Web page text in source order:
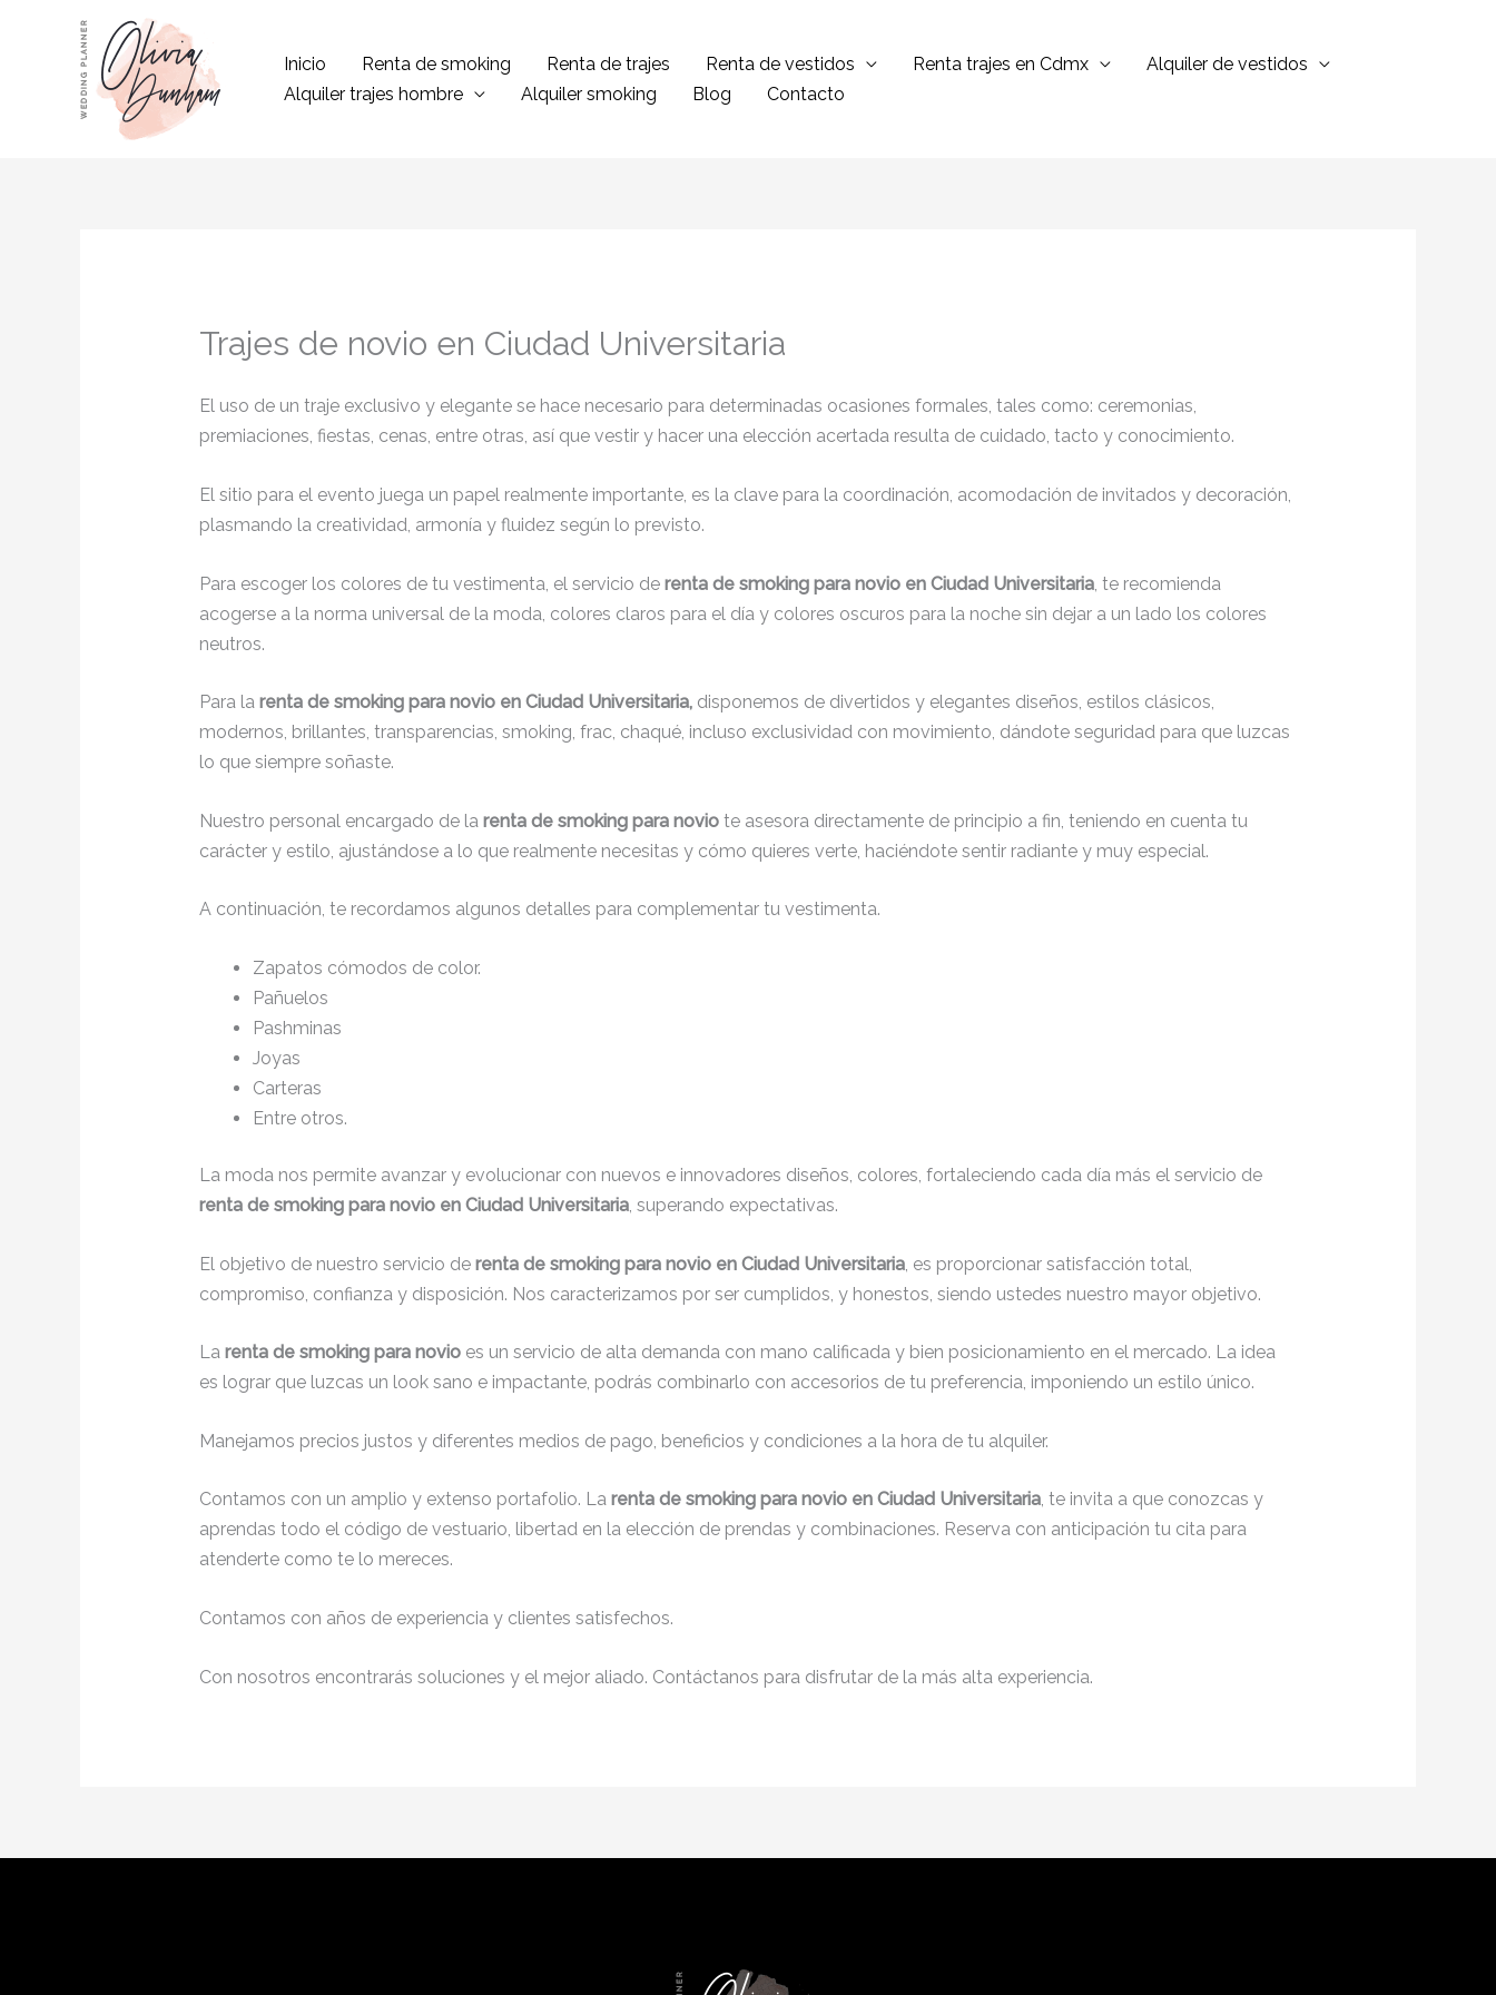
contenido
Inicio Renta de smoking Renta de trajes Renta de vestidos Renta trajes en Cdmx
Alquiler de vestidos
Alquiler trajes hombre
Alquiler smoking Blog Contacto
Trajes de novio en Ciudad Universitaria
El uso de un traje exclusivo y elegante se hace necesario para determinadas ocasiones formales, tales como: ceremonias,
premiaciones, fiestas, cenas, entre otras, así que vestir y hacer una elección acertada resulta de cuidado, tacto y conocimiento.
El sitio para el evento juega un papel realmente importante, es la clave para la coordinación, acomodación de invitados y decoración,
plasmando la creatividad, armonía y fluidez según lo previsto.
Para escoger los colores de tu vestimenta, el servicio de renta de smoking para novio en Ciudad Universitaria, te recomienda
acogerse a la norma universal de la moda, colores claros para el día y colores oscuros para la noche sin dejar a un lado los colores
neutros.
Para la renta de smoking para novio en Ciudad Universitaria, disponemos de divertidos y elegantes diseños, estilos clásicos,
modernos, brillantes, transparencias, smoking, frac, chaqué, incluso exclusividad con movimiento, dándote seguridad para que luzcas
lo que siempre soñaste.
Nuestro personal encargado de la renta de smoking para noviote asesora directamente de principio a fin, teniendo en cuenta tu
carácter y estilo, ajustándose a lo que realmente necesitas y cómo quieres verte, haciéndote sentir radiante y muy especial.
A continuación, te recordamos algunos detalles para complementar tu vestimenta.
Zapatos cómodos de color.
Pañuelos
Pashminas
Joyas
Carteras
Entre otros.
La moda nos permite avanzar y evolucionar con nuevos e innovadores diseños, colores, fortaleciendo cada día más el servicio de
renta de smoking para novio en Ciudad Universitaria, superando expectativas.
El objetivo de nuestro servicio de renta de smoking para novio en Ciudad Universitaria, es proporcionar satisfacción total,
compromiso, confianza y disposición. Nos caracterizamos por ser cumplidos, y honestos, siendo ustedes nuestro mayor objetivo.
La renta de smoking para novio es un servicio de alta demanda con mano calificada y bien posicionamiento en el mercado. La idea
es lograr que luzcas un look sano e impactante, podrás combinarlo con accesorios de tu preferencia, imponiendo un estilo único.
Manejamos precios justos y diferentes medios de pago, beneficios y condiciones a la hora de tu alquiler.
Contamos con un amplio y extenso portafolio. La renta de smoking para novio en Ciudad Universitaria, te invita a que conozcas y
aprendas todo el código de vestuario, libertad en la elección de prendas y combinaciones. Reserva con anticipación tu cita para
atenderte como te lo mereces.
Contamos con años de experiencia y clientes satisfechos.
Con nosotros encontrarás soluciones y el mejor aliado. Contáctanos para disfrutar de la más alta experiencia.